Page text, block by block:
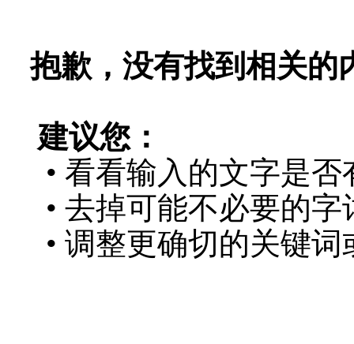
抱歉，没有找到相关的
建议您：
• 看看输入的文字是否
• 去掉可能不必要的字
• 调整更确切的关键